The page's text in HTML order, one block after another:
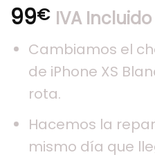
99€ IVA Incluido
Cambiamos el
de iPhone XS
rota.
Hacemos la
mismo día que